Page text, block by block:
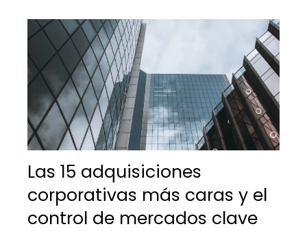
Las 15 adquisiciones
corporativas más caras y el
control de mercados clave